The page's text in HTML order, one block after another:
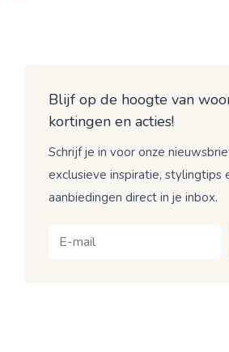
Blijf op de hoogte van
kortingen en acties!
Schrijf je in voor onze
exclusieve inspiratie, stylingtips
aanbiedingen direct in je inbox.